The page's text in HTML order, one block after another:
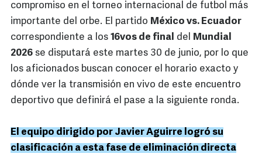
compromiso en el torneo internacional de futbol más
importante del orbe. El partido México vs. Ecuador
correspondiente a los 16vos de final del Mundial
2026 se disputará este martes 30 de junio, por lo que
los aficionados buscan conocer el horario exacto y
dónde ver la transmisión en vivo de este encuentro
deportivo que definirá el pase a la siguiente ronda.
El equipo dirigido por Javier Aguirre logró su
clasificación a esta fase de eliminación directa